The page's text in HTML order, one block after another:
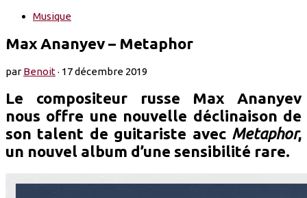
Musique
Max Ananyev – Metaphor
parBenoit· 17 décembre 2019
Le compositeur russe Max Ananyev
nous offre une nouvelle déclinaison de
son talent de guitariste avec Metaphor,
un nouvel album d’une sensibilité rare.